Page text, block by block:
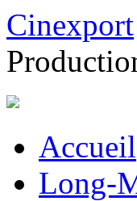
Cinexport
Accueil
Long-